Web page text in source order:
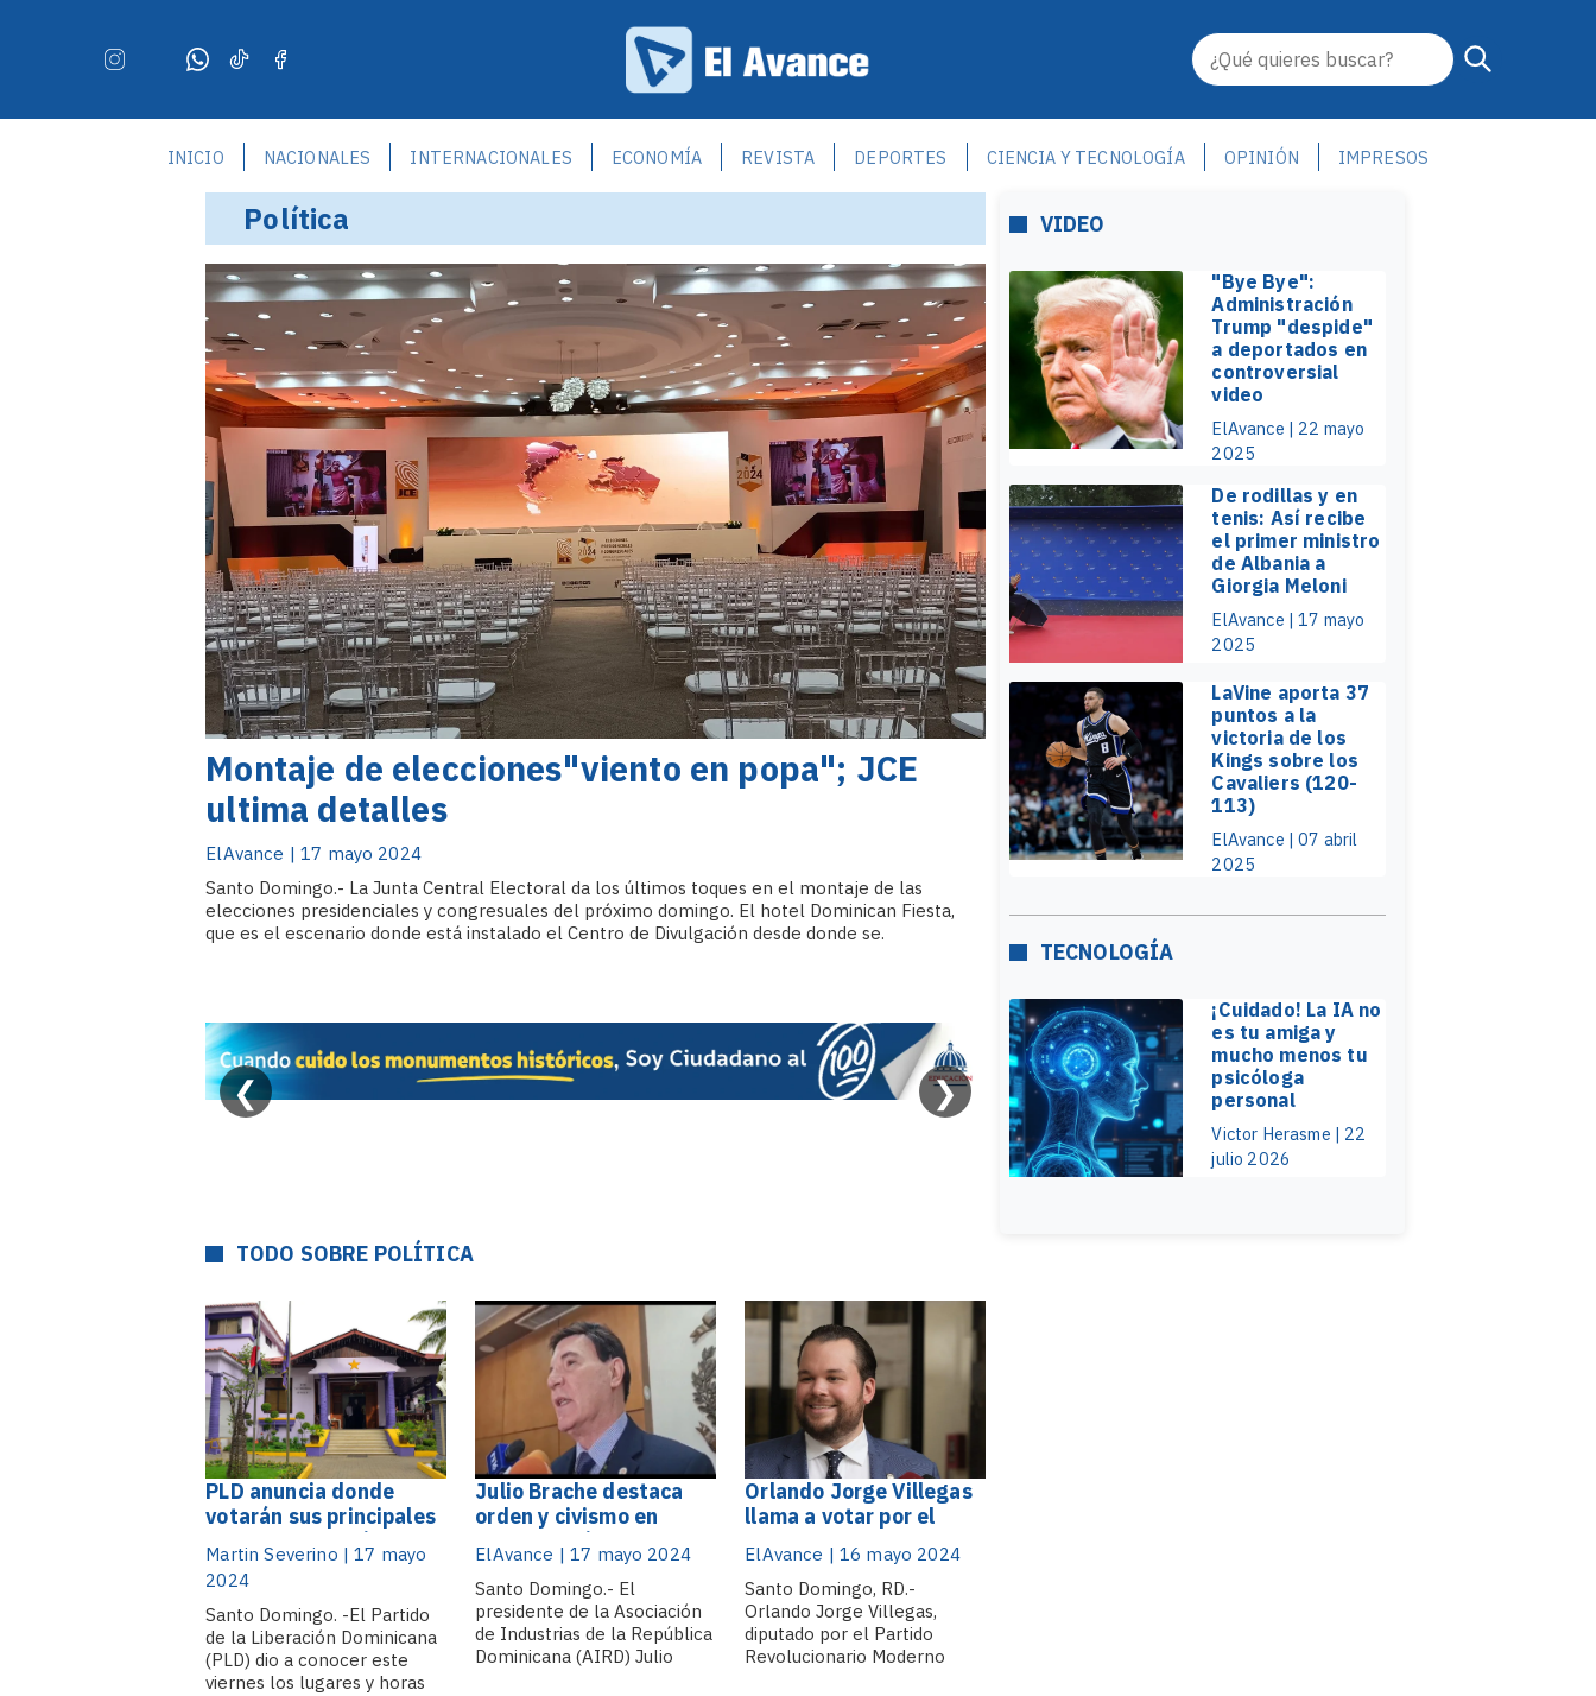
INICIO NACIONALES INTERNACIONALES ECONOMÍA REVISTA DEPORTES CIENCIA Y TECNOLOGÍA OPINIÓN IMPRESOS
Política
Montaje de elecciones"viento en popa"; JCE
ultima detalles
ElAvance | 17 mayo 2024
Santo Domingo.- La Junta Central Electoral da los últimos toques en el montaje de las
elecciones presidenciales y congresuales del próximo domingo. El hotel Dominican Fiesta,
que es el escenario donde está instalado el Centro de Divulgación desde donde se.
❮ ❯
TODO SOBRE POLÍTICA
PLD anuncia donde
votarán sus principales
dirigentes el próximo
domingo
Martin Severino | 17 mayo
2024
Santo Domingo. -El Partido
de la Liberación Dominicana
(PLD) dio a conocer este
viernes los lugares y horas
Julio Brache destaca
orden y civismo en
organización del
proceso electoral
ElAvance | 17 mayo 2024
Santo Domingo.- El
presidente de la Asociación
de Industrias de la República
Dominicana (AIRD) Julio
Orlando Jorge Villegas
llama a votar por el
presidente Abinader y
candidatos del PRM
ElAvance | 16 mayo 2024
Santo Domingo, RD.-
Orlando Jorge Villegas,
diputado por el Partido
Revolucionario Moderno
VIDEO
"Bye Bye":
Administración
Trump "despide"
a deportados en
controversial
video
ElAvance | 22 mayo
2025
De rodillas y en
tenis: Así recibe
el primer ministro
de Albania a
Giorgia Meloni
ElAvance | 17 mayo
2025
LaVine aporta 37
puntos a la
victoria de los
Kings sobre los
Cavaliers (120-
113)
ElAvance | 07 abril
2025
TECNOLOGÍA
¡Cuidado! La IA no
es tu amiga y
mucho menos tu
psicóloga
personal
Victor Herasme | 22
julio 2026